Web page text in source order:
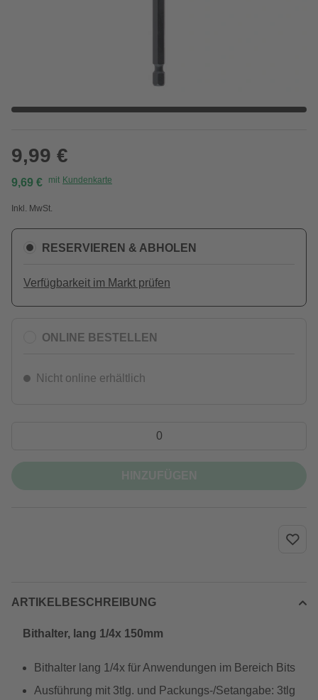
9,99 €
9,69 € mit Kundenkarte
Inkl. MwSt.
RESERVIEREN & ABHOLEN
Verfügbarkeit im Markt prüfen
ONLINE BESTELLEN
Nicht online erhältlich
ARTIKELBESCHREIBUNG
Bithalter, lang 1/4x 150mm
Bithalter lang 1/4x für Anwendungen im Bereich Bits
Ausführung mit 3tlg. und Packungs-/Setangabe: 3tlg